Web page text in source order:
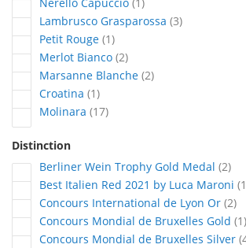
Nerello Capuccio 1
Lambrusco Grasparossa 3articles
Petit Rouge 1article
Merlot Bianco 2articles
Marsanne Blanche 2articles
Croatina 1article
Molinara 17articles
Distinction
Berliner Wein Trophy Gold Medal 2
Best Italien Red 2021 by Luca Maroni 1
Concours International de Lyon Or 2
Concours Mondial de Bruxelles Gold 1
Concours Mondial de Bruxelles Silver